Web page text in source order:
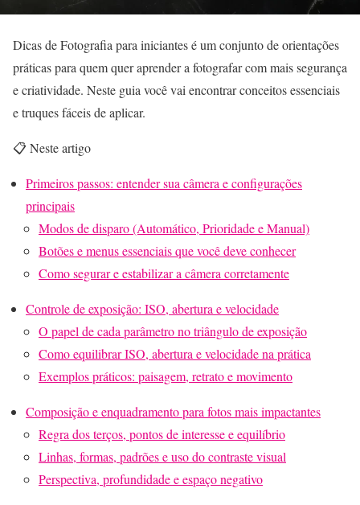
Dicas de Fotografia para iniciantes é um conjunto de orientações
práticas para quem quer aprender a fotografar com mais segurança
e criatividade. Neste guia você vai encontrar conceitos essenciais
e truques fáceis de aplicar.
📋 Neste artigo
Primeiros passos: entender sua câmera e configurações
principais
Modos de disparo (Automático, Prioridade e Manual)
Botões e menus essenciais que você deve conhecer
Como segurar e estabilizar a câmera corretamente
Controle de exposição: ISO, abertura e velocidade
O papel de cada parâmetro no triângulo de exposição
Como equilibrar ISO, abertura e velocidade na prática
Exemplos práticos: paisagem, retrato e movimento
Composição e enquadramento para fotos mais impactantes
Regra dos terços, pontos de interesse e equilíbrio
Linhas, formas, padrões e uso do contraste visual
Perspectiva, profundidade e espaço negativo